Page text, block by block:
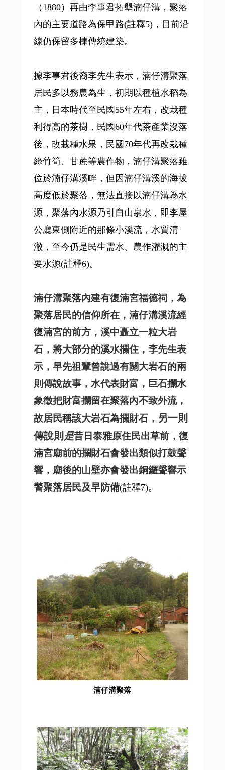
（1880）再由李事君拓墾湳仔溝，聚落
內的主要道路為保甲路(註釋5)，目前沿
線仍保留多棟傳統建築。
據李事君後裔李先生表示，湳仔溝聚落
居民多以務農為生，初期以種植水稻為
主，日本時代至民國55年左右，改栽種
利得高的茶樹，民國60年代茶產業沒落
後，改栽種水果，民國70年代再改栽種
綠竹筍、甘蔗等農作物，湳仔溝聚落雖
位於湳仔溝溪畔，但因湳仔溝溪的海拔
高度低於聚落，無法直接以湳仔溝為水
源，聚落內水源乃引自山泉水，即李屋
公廳東側附近的那條小溪流，水質清
澈，至今仍是民生需水、農作灌溉的主
要水源(註釋6)。
湳仔溝聚落內建有復湳宮福德祠，為
聚落居民的信仰所在，湳仔溝溪流經
復湳宮的前方，溪中矗立一粒大岩
石，將大部分的溪水攔住，李先生表
示，早先祖輩曾說過有關大岩石的兩
則傳說故事，水代表財富，巨石攔水
象徵把財富攔留在聚落內不致外流，
故居民稱該大岩石為攔財石， 另一則
傳說則 是昔日泰雅原住民出草前，復
湳宮廟前的攔財石會發出類似打鼓聲
響，廟後的山壁亦會發出銅鑼聲響示
警聚落居民及早防備(註釋7)。
湳仔溝聚落